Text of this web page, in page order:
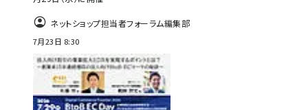
ネットショップ担当者フォーラム編集部
7月23日 8:30